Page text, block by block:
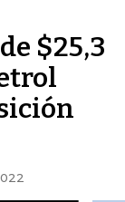
$25,3